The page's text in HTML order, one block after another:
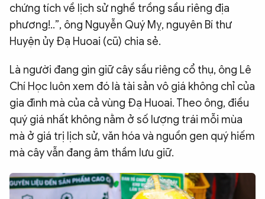
chứng tích về lịch sử nghề trồng sầu riêng địa
phương!..”, ông Nguyễn Quý Mỵ, nguyên Bí thư
Huyện ủy Đạ Huoai (cũ) chia sẻ.
Là người đang gìn giữ cây sầu riêng cổ thụ, ông Lê
Chí Học luôn xem đó là tài sản vô giá không chỉ của
gia đình mà của cả vùng Đạ Huoai. Theo ông, điều
quý giá nhất không nằm ở số lượng trái mỗi mùa
mà ở giá trị lịch sử, văn hóa và nguồn gen quý hiếm
mà cây vẫn đang âm thầm lưu giữ.